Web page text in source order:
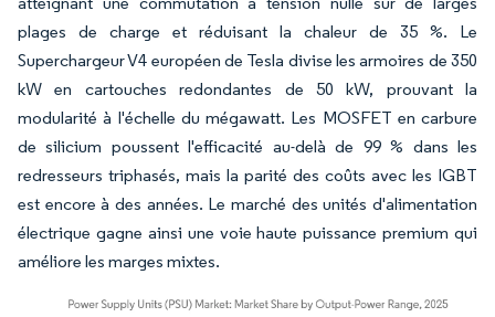
plages de charge et réduisant la chaleur de 35 %. Le
Superchargeur V4 européen de Tesla divise les armoires de 350
kW en cartouches redondantes de 50 kW, prouvant la
modularité à l'échelle du mégawatt. Les MOSFET en carbure
de silicium poussent l'efficacité au-delà de 99 % dans les
redresseurs triphasés, mais la parité des coûts avec les IGBT
est encore à des années. Le marché des unités d'alimentation
électrique gagne ainsi une voie haute puissance premium qui
améliore les marges mixtes.